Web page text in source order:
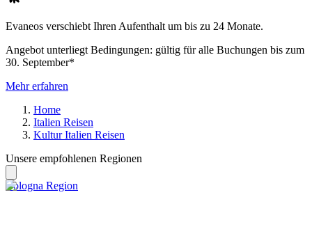
Evaneos verschiebt Ihren Aufenthalt um bis zu 24 Monate.
Angebot unterliegt Bedingungen: gültig für alle Buchungen bis zum
30. September*
Mehr erfahren
Home
Italien Reisen
Kultur Italien Reisen
Unsere empfohlenen Regionen
Bologna Region